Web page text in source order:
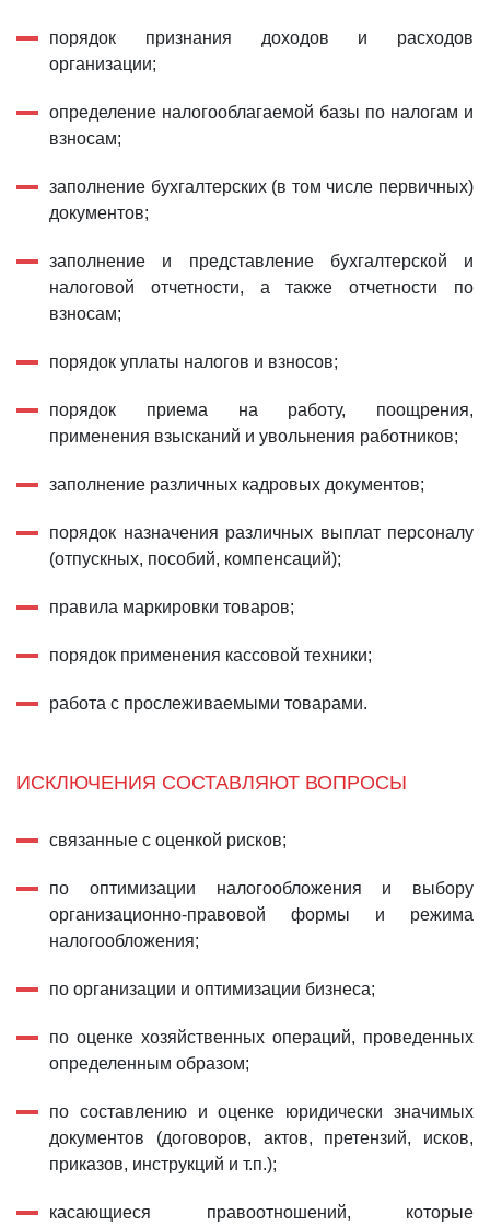
порядок признания доходов и расходов
организации;
определение налогооблагаемой базы по налогам и
взносам;
заполнение бухгалтерских (в том числе первичных)
документов;
заполнение и представление бухгалтерской и
налоговой отчетности, а также отчетности по
взносам;
порядок уплаты налогов и взносов;
порядок приема на работу, поощрения,
применения взысканий и увольнения работников;
заполнение различных кадровых документов;
порядок назначения различных выплат персоналу
(отпускных, пособий, компенсаций);
правила маркировки товаров;
порядок применения кассовой техники;
работа с прослеживаемыми товарами.
ИСКЛЮЧЕНИЯ СОСТАВЛЯЮТ ВОПРОСЫ
связанные с оценкой рисков;
по оптимизации налогообложения и выбору
организационно-правовой формы и режима
налогообложения;
по организации и оптимизации бизнеса;
по оценке хозяйственных операций, проведенных
определенным образом;
по составлению и оценке юридически значимых
документов (договоров, актов, претензий, исков,
приказов, инструкций и т.п.);
касающиеся правоотношений, которые